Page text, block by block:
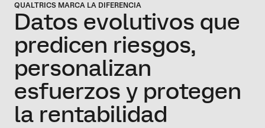
QUALTRICS MARCA LA DIFERENCIA
Datos evolutivos que
predicen riesgos,
personalizan
esfuerzos y protegen
la rentabilidad